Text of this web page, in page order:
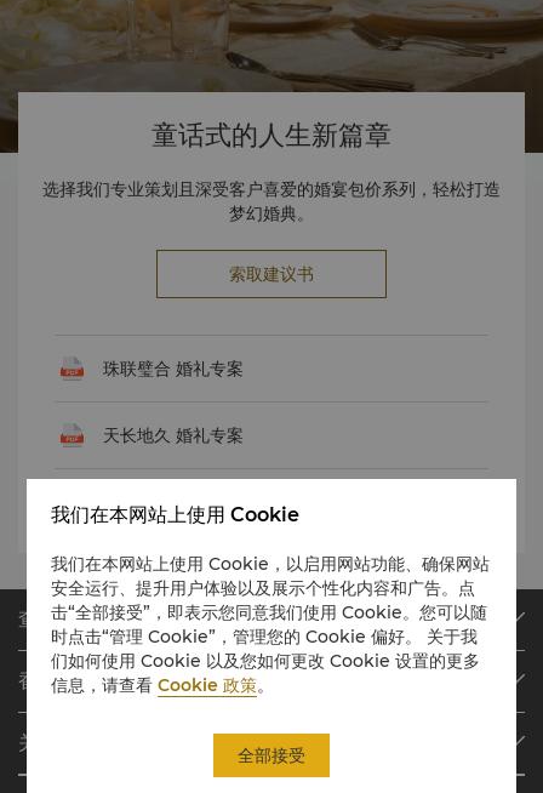
童话式的人生新篇章
选择我们专业策划且深受客户喜爱的婚宴包价系列，轻松打造
梦幻婚典。
索取建议书
珠联璧合 婚礼专案
天长地久 婚礼专案
鸾凤和鸣 婚礼专案
查找或预订
我们的目的地
查找预订
餐厅与酒吧
香格里拉会
加入香格里拉会
关于香格里拉集团
我们在本网站上使用 Cookie
我们在本网站上使用 Cookie，以启用网站功能、确保网站
安全运行、提升用户体验以及展示个性化内容和广告。点
击“全部接受”，即表示您同意我们使用 Cookie。您可以随
时点击“管理 Cookie”，管理您的 Cookie 偏好。 关于我
们如何使用 Cookie 以及您如何更改 Cookie 设置的更多
信息，请查看Cookie 政策。
全部接受